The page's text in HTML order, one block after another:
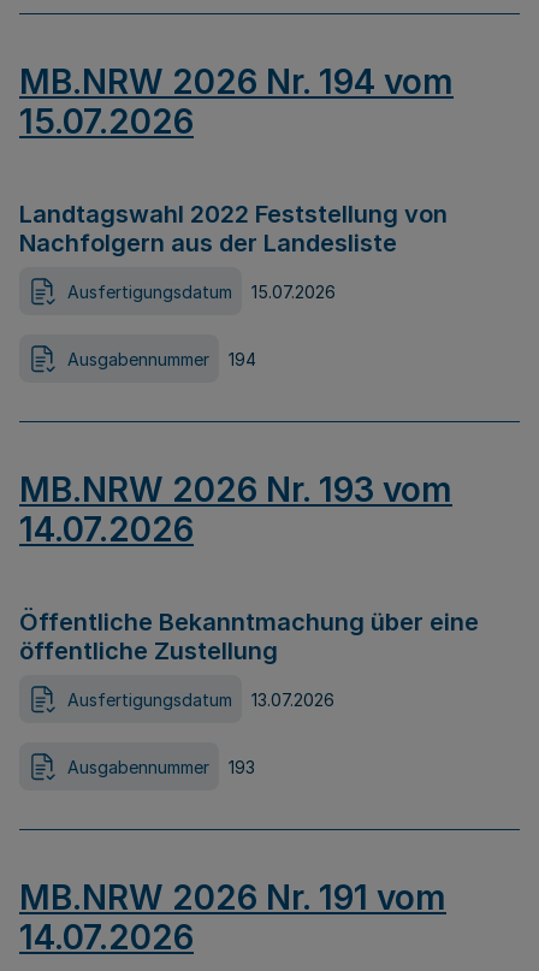
MB.NRW 2026 Nr. 194 vom
15.07.2026
Landtagswahl 2022 Feststellung von
Nachfolgern aus der Landesliste
Ausfertigungsdatum 15.07.2026
Ausgabennummer 194
MB.NRW 2026 Nr. 193 vom
14.07.2026
Öffentliche Bekanntmachung über eine
öffentliche Zustellung
Ausfertigungsdatum 13.07.2026
Ausgabennummer 193
MB.NRW 2026 Nr. 191 vom
14.07.2026